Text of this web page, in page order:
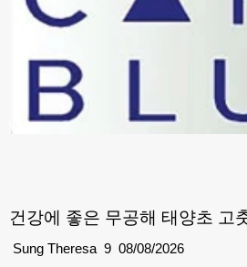
건강에 좋은 무공해 태양초 고
9
Sung Theresa 08/08/2026